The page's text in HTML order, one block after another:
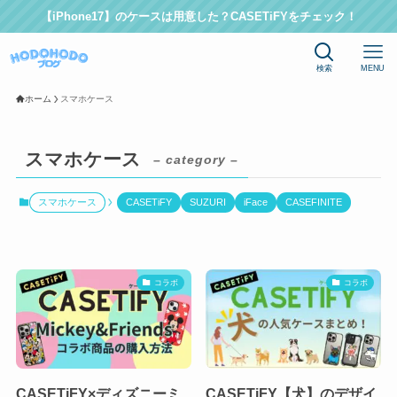
【iPhone17】のケースは用意した？CASETiFYをチェック！
検索 MENU
ホーム スマホケース
スマホケース – category –
スマホケース CASETiFY SUZURI iFace CASEFINITE
コラボ
CASETiFY×ディズニーミ
コラボ
CASETiFY【犬】のデザイ